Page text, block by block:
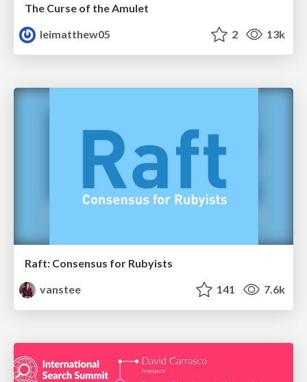
The Curse of the Amulet
leimatthew05
2 13k
Raft: Consensus for Rubyists
vanstee
141 7.6k